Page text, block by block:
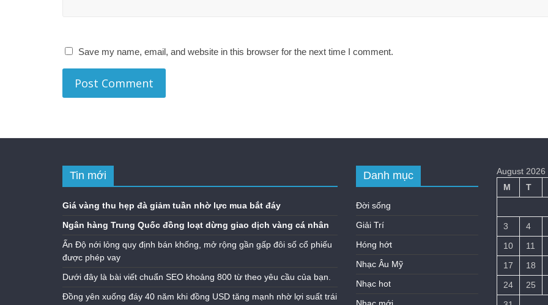
Save my name, email, and website in this browser for the next time I comment.
Tin mới
Giá vàng thu hẹp đà giảm tuần nhờ lực mua bắt đáy
Ngân hàng Trung Quốc đồng loạt dừng giao dịch vàng cá nhân
Ấn Độ nới lỏng quy định bán khống, mở rộng gần gấp đôi số cổ phiếu
được phép vay
Dưới đây là bài viết chuẩn SEO khoảng 800 từ theo yêu cầu của bạn.
Đồng yên xuống đáy 40 năm khi đồng USD tăng mạnh nhờ lợi suất trái
Danh mục
Đời sống
Giải Trí
Hóng hớt
Nhạc Âu Mỹ
Nhạc hot
August 2026
M
T
3
4
10
11
17
18
24
25